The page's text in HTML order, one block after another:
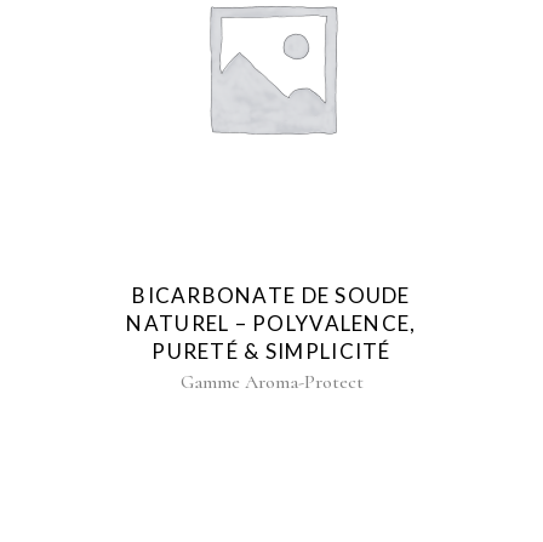
BICARBONATE DE SOUDE
NATUREL – POLYVALENCE,
PURETÉ & SIMPLICITÉ
Gamme Aroma-Protect